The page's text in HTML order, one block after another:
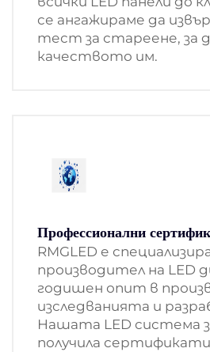
се ангажираме да
тест за стареене, за
качеството им.
Профессионални
RMGLED е
производител на LED
годишен опит в
изследванията и
Нашата LED система
получила сертификати